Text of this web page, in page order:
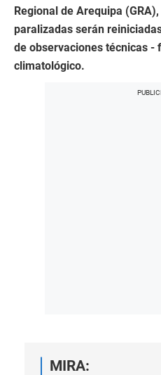
Regional de Arequipa
paralizadas serán
de observaciones técnicas -
climatológico.
MIRA: